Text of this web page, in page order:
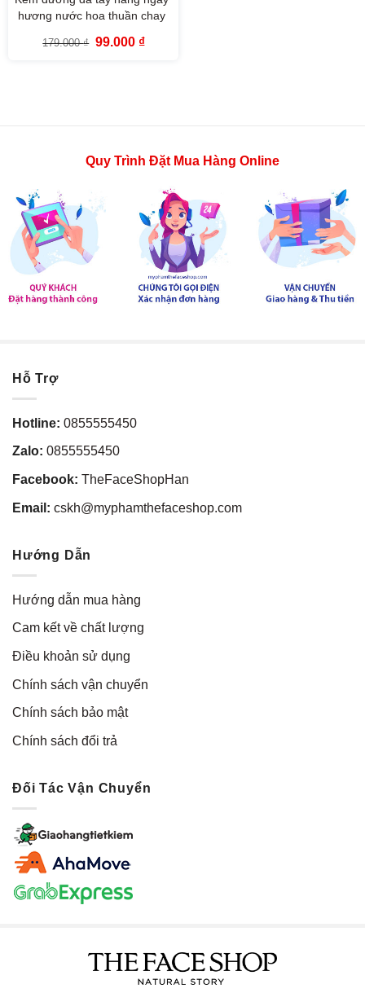
hương nước hoa thuần chay
Cream The Face Shop 30ml
179.000₫ Giá
99.000 ₫Giá
Quy Trình Đặt Mua Hàng Online
Hỗ Trợ
Hotline: 0855555450
Zalo: 0855555450
Facebook: TheFaceShopHan
Email: cskh@myphamthefaceshop.com
Hướng Dẫn
Hướng dẫn mua hàng
Cam kết về chất lượng
Điều khoản sử dụng
Chính sách vận chuyển
Chính sách bảo mật
Chính sách đổi trả
Đối Tác Vận Chuyển